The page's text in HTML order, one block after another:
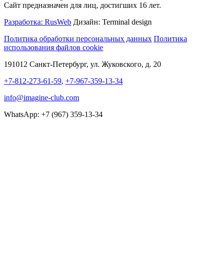
Сайт предназначен для лиц, достигших 16 лет.
Разработка: RusWeb Дизайн: Terminal design
Политика обработки персональных данных Политика
использования файлов cookie
191012 Санкт-Петербург, ул. Жуковского, д. 20
+7-812-273-61-59, +7-967-359-13-34
info@imagine-club.com
WhatsApp: +7 (967) 359-13-34